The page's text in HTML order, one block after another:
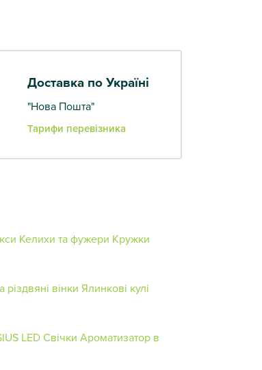
Доставка по Україні
"Нова Пошта"
Тарифи перевізника
Келихи та фужери Кружки
різдвяні вінки Ялинкові кулі
LED Свічки Ароматизатор в